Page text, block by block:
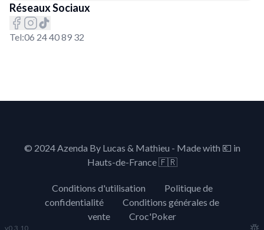
Réseaux Sociaux
Tel:06 24 40 89 32
© 2024 Azenda By Lucas & Mathieu - Made with 💶 in
Hauts-de-France 🇫🇷
Conditions d'utilisation
Politique de
confidentialité
Conditions générales de
vente
Croc'Poker
v0.3.10